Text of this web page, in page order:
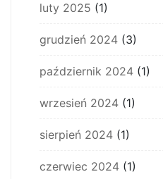
luty 2025 (1)
grudzień 2024 (3)
październik 2024 (1)
wrzesień 2024 (1)
sierpień 2024 (1)
czerwiec 2024 (1)